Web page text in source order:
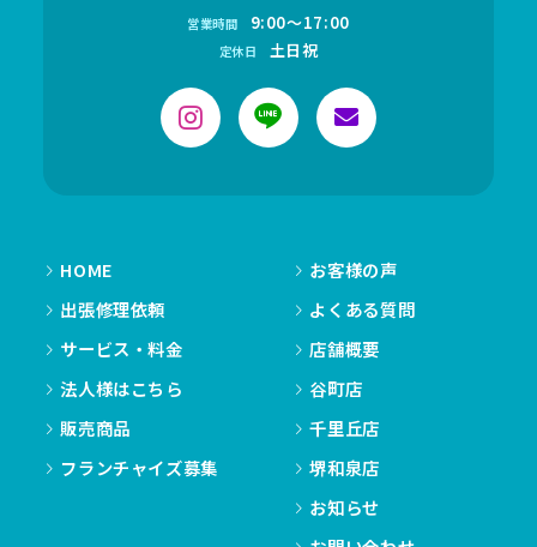
営業時間 9:00～17:00
定休日 土日祝
HOME
出張修理依頼
サービス・料金
法人様はこちら
販売商品
フランチャイズ募集
お客様の声
よくある質問
店舗概要
谷町店
千里丘店
堺和泉店
お知らせ